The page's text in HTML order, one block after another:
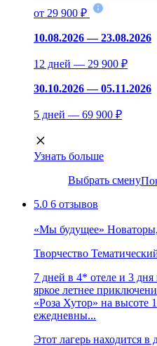
от 29 900 ₽
10.08.2026 — 23.08.2026
12 дней — 29 900 ₽
30.10.2026 — 05.11.2026
5 дней — 69 900 ₽
Узнать больше
Выбрать смену
5.0 6 отзывов
«Мы будущее»
Творчество
7 дней в 4* отеле и 3
яркое летнее
«Роза Хутор» на
ежедневны...
Этот лагерь находится